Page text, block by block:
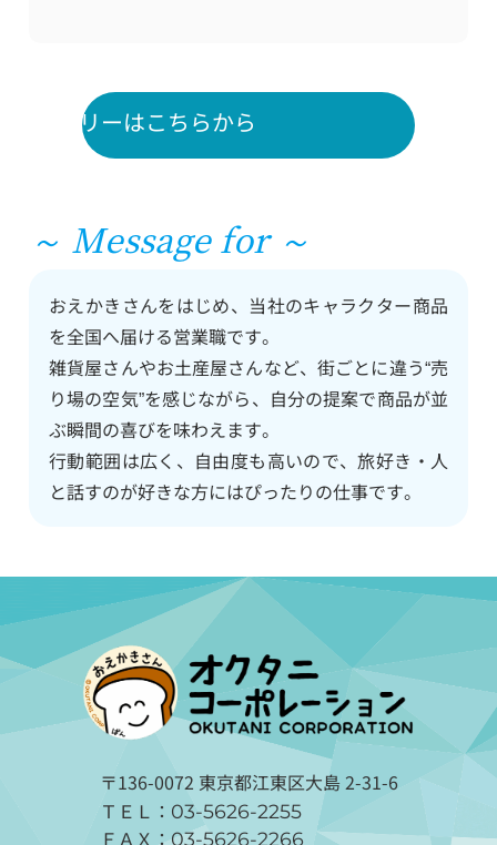
エントリーはこちらから
～ Message for ～
おえかきさんをはじめ、当社のキャラクター商品
を全国へ届ける営業職です。
雑貨屋さんやお土産屋さんなど、街ごとに違う“売
り場の空気”を感じながら、自分の提案で商品が並
ぶ瞬間の喜びを味わえます。
行動範囲は広く、自由度も高いので、旅好き・人
と話すのが好きな方にはぴったりの仕事です。
〒136-0072 東京都江東区大島 2-31-6
ＴＥＬ： 03-5626-2255
ＦＡＸ：03-5626-2266